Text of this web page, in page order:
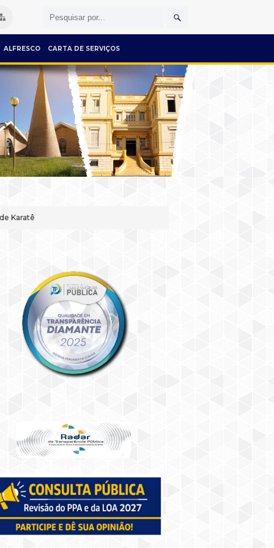
ALFRESCO CARTA DE SERVIÇOS
Karatê